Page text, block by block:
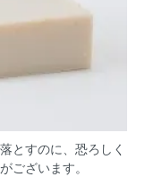
とすのに、恐ろしく
ございます。